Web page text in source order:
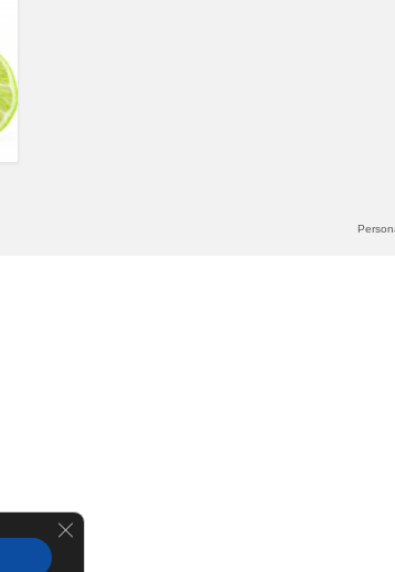
Cerrar el banner de cookies RGPD